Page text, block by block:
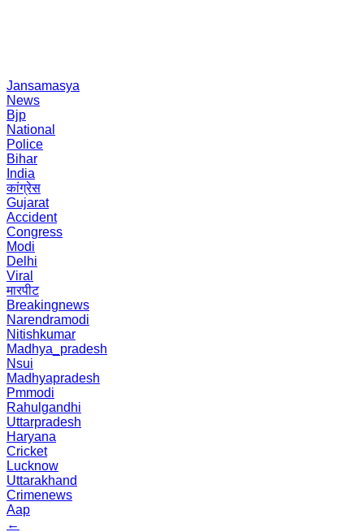
Jansamasya
News
Bjp
National
Police
Bihar
India
कांग्रेस
Gujarat
Accident
Congress
Modi
Delhi
Viral
मारपीट
Breakingnews
Narendramodi
Nitishkumar
Madhya_pradesh
Nsui
Madhyapradesh
Pmmodi
Rahulgandhi
Uttarpradesh
Haryana
Cricket
Lucknow
Uttarakhand
Crimenews
Aap
←